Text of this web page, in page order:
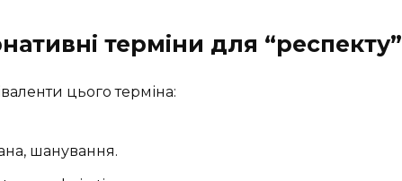
терміни для “респекту”
цього терміна:
шанування.